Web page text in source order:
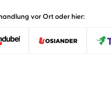
vor Ort oder hier: